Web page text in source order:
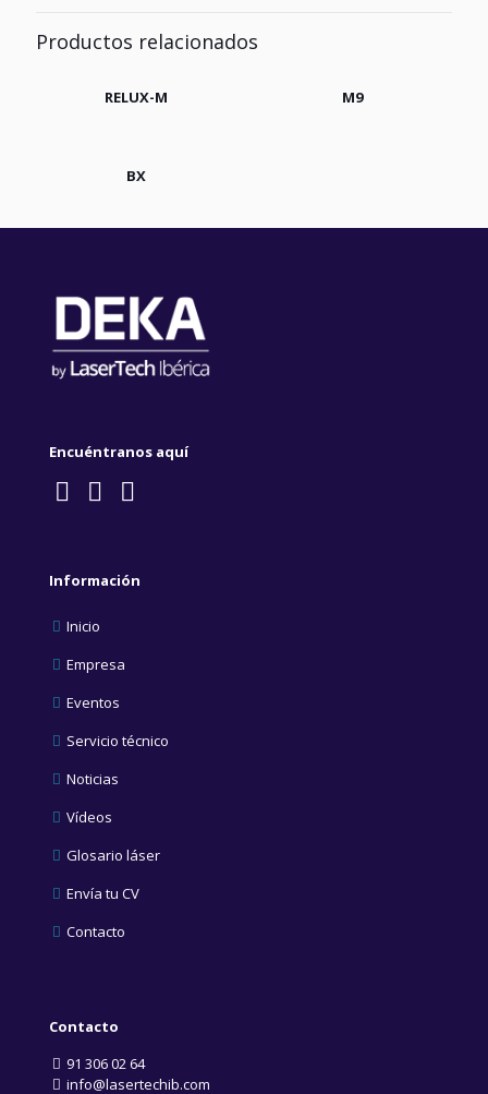
Productos relacionados
RELUX-M M9
BX
Encuéntranos aquí
Información
Inicio
Empresa
Eventos
Servicio técnico
Noticias
Vídeos
Glosario láser
Envía tu CV
Contacto
Contacto
91 306 02 64
info@lasertechib.com